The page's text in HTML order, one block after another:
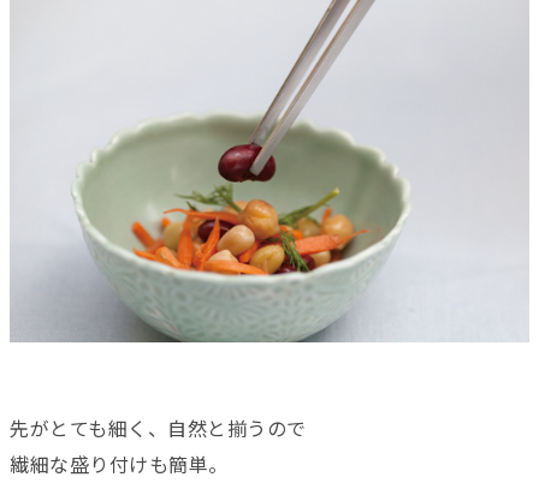
先がとても細く、自然と揃うので
繊細な盛り付けも簡単。